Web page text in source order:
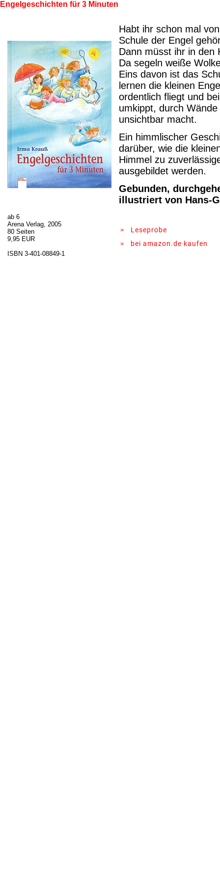
Engelgeschichten für 3 Minuten
Habt ihr schon mal
Schule der Engel
Dann müsst ihr in den
Da segeln weiße
Eins davon ist das
lernen die kleinen
ordentlich fliegt und
umkippt, durch
unsichtbar macht.
Ein himmlischer
darüber, wie die
Himmel zu
ausgebildet werden.
Gebunden,
illustriert von Hans-
ab 6
Arena Verlag, 2005
80 Seiten
9,95 EUR
ISBN 3-401-08849-1
» Leseprobe
» bei amazon.de kaufen